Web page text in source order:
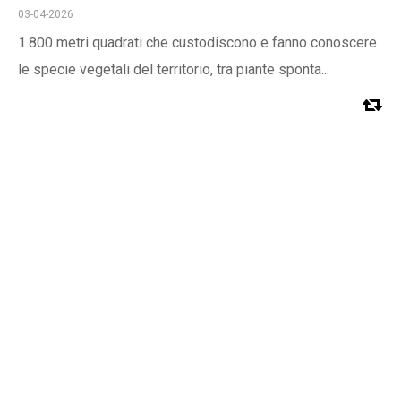
03-04-2026
1.800 metri quadrati che custodiscono e fanno conoscere
le specie vegetali del territorio, tra piante sponta...